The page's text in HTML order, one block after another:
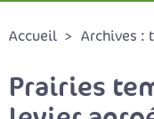
Accueil Archives :
Prairies